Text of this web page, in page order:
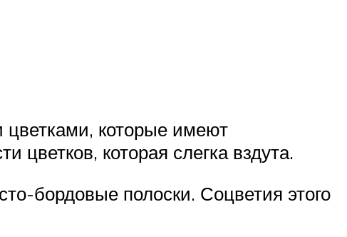
цветками, которые имеют
которая слегка вздута.
бордовые полоски. Соцветия этого